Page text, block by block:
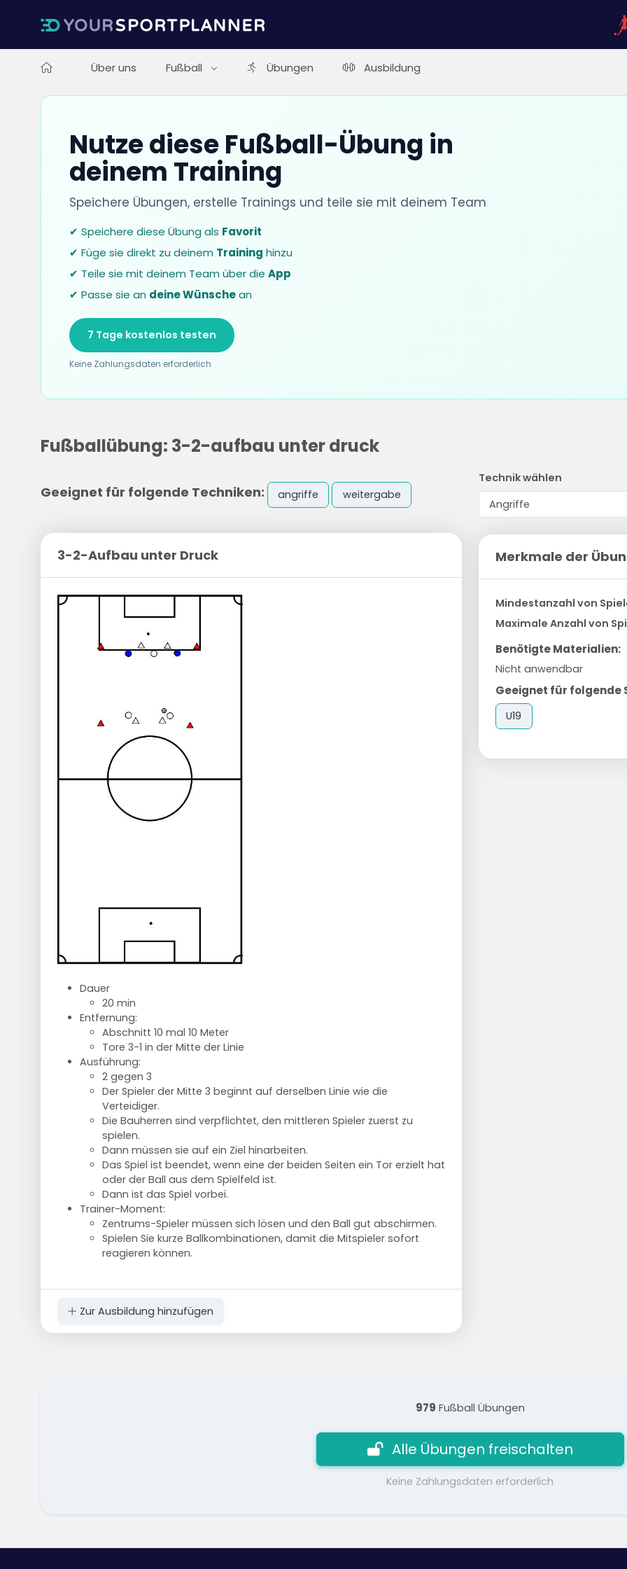
Über uns Fußball Übungen Ausbildung
Nutze diese Fußball-Übung in
deinem Training
Speichere Übungen, erstelle Trainings und teile sie mit deinem Team
✔ Speichere diese Übung als Favorit
✔ Füge sie direkt zu deinem Training hinzu
✔ Teile sie mit deinem Team über die App
✔ Passe sie an deine Wünschean
7 Tage kostenlos testen
Keine Zahlungsdaten erforderlich
Fußballübung: 3-2-aufbau unter druck
Geeignet für folgende Techniken: angriffe weitergabe
3-2-Aufbau unter Druck
Dauer
20 min
Entfernung:
Abschnitt 10 mal 10 Meter
Tore 3-1 in der Mitte der Linie
Ausführung:
2 gegen 3
Der Spieler der Mitte 3 beginnt auf derselben Linie wie die
Verteidiger.
Die Bauherren sind verpflichtet, den mittleren Spieler zuerst zu
spielen.
Dann müssen sie auf ein Ziel hinarbeiten.
Das Spiel ist beendet, wenn eine der beiden Seiten ein Tor erzielt hat
oder der Ball aus dem Spielfeld ist.
Dann ist das Spiel vorbei.
Trainer-Moment:
Zentrums-Spieler müssen sich lösen und den Ball gut abschirmen.
Spielen Sie kurze Ballkombinationen, damit die Mitspieler sofort
reagieren können.
Zur Ausbildung hinzufügen
Technik wählen
Merkmale der
Mindestanzahl von
Maximale Anzahl von
Benötigte Materialien:
Nicht anwendbar
Geeignet für folgende
U19
979 Fußball Übungen
Alle Übungen freischalten
Keine Zahlungsdaten erforderlich